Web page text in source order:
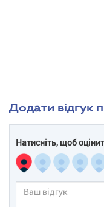
Додати відгук
Натисніть, щоб